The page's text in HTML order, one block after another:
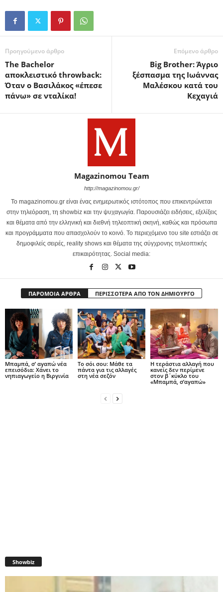
Προηγούμενο άρθρο
The Bachelor
αποκλειστικό throwback:
Όταν ο Βασιλάκος «έπεσε
πάνω» σε νταλίκα!
Επόμενο άρθρο
Big Brother: Άγριο
ξέσπασμα της Ιωάννας
Μαλέσκου κατά του
Κεχαγιά
Magazinomou Team
http://magazinomou.gr/
Το magazinomou.gr είναι ένας ενημερωτικός ιστότοπος που επικεντρώνεται
στην τηλεόραση, τη showbiz και την ψυχαγωγία. Παρουσιάζει ειδήσεις, εξελίξεις
και θέματα από την ελληνική και διεθνή τηλεοπτική σκηνή, καθώς και πρόσωπα
και προγράμματα που απασχολούν το κοινό. Το περιεχόμενο του site εστιάζει σε
δημοφιλείς σειρές, reality shows και θέματα της σύγχρονης τηλεοπτικής
επικαιρότητας. Social media:
ΠΑΡΟΜΟΙΑ ΑΡΘΡΑ ΠΕΡΙΣΣΟΤΕΡΑ ΑΠΟ ΤΟΝ ΔΗΜΙΟΥΡΓΟ
Μπαμπά, σ’ αγαπώ νέα
επεισόδια: Χάνει το
νηπιαγωγείο η Βιργινία
Το σόι σου: Μάθε τα
πάντα για τις αλλαγές
στη νέα σεζόν
Η τεράστια αλλαγή που
κανείς δεν περίμενε
στον β΄κύκλο του
«Μπαμπά, σ’αγαπώ»
Showbiz